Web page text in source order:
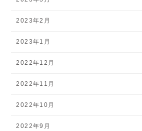
2023年2月
2023年1月
2022年12月
2022年11月
2022年10月
2022年9月